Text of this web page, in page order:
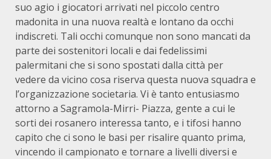
suo agio i giocatori arrivati nel piccolo centro
madonita in una nuova realtà e lontano da occhi
indiscreti. Tali occhi comunque non sono mancati da
parte dei sostenitori locali e dai fedelissimi
palermitani che si sono spostati dalla città per
vedere da vicino cosa riserva questa nuova squadra e
l’organizzazione societaria. Vi è tanto entusiasmo
attorno a Sagramola-Mirri- Piazza, gente a cui le
sorti dei rosanero interessa tanto, e i tifosi hanno
capito che ci sono le basi per risalire quanto prima,
vincendo il campionato e tornare a livelli diversi e